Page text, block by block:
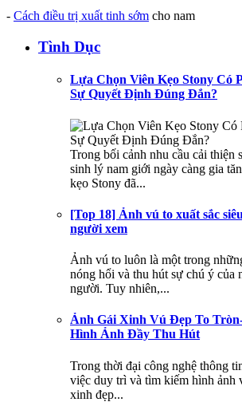
- Cách điều trị xuất tinh sớm cho nam
Tình Dục
Lựa Chọn Viên Kẹo Stony Có
Sự Quyết Định Đúng Đắn?
Trong bối cảnh nhu cầu cải thiện
sinh lý nam giới ngày càng gia
kẹo Stony đã...
[Top 18] Ảnh vú to xuất sắc
người xem
Ảnh vú to luôn là một trong
nóng hổi và thu hút sự chú ý của
người. Tuy nhiên,...
Ảnh Gái Xinh Vú Đẹp To
Hình Ảnh Đầy Thu Hút
Trong thời đại công nghệ thông
việc duy trì và tìm kiếm hình ảnh
xinh đẹp...